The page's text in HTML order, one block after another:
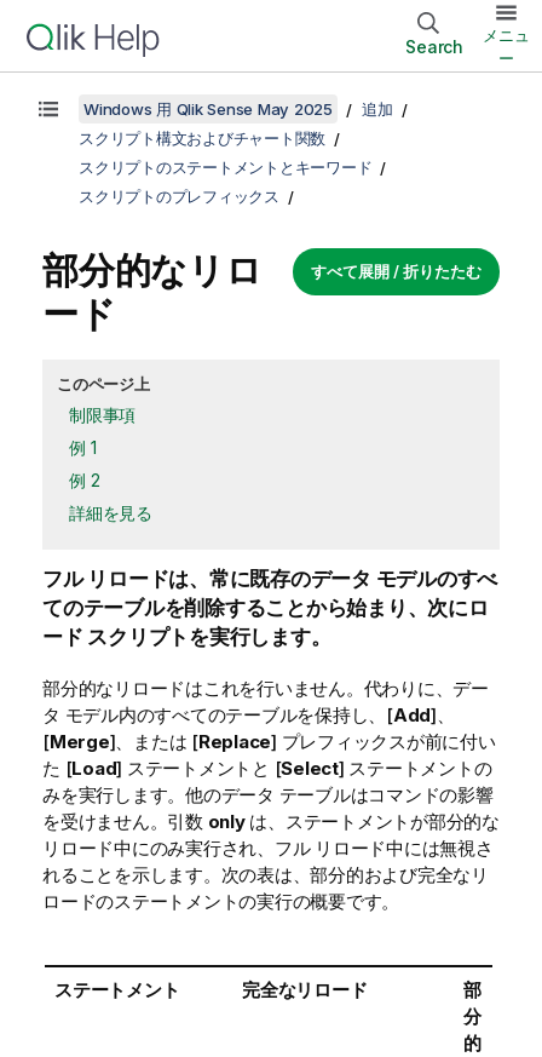
Search
メニュ
ー
Windows 用 Qlik Sense May 2025
追加
スクリプト構文およびチャート関数
スクリプトのステートメントとキーワード
スクリプトのプレフィックス
すべて展開 / 折りたたむ
部分的なリロ
ード
このページ上
制限事項
例 1
例 2
詳細を見る
フル リロードは、常に既存のデータ モデルのすべ
てのテーブルを削除することから始まり、次にロ
ード スクリプトを実行します。
部分的なリロードはこれを行いません。代わりに、デー
タ モデル内のすべてのテーブルを保持し、[Add]、
[Merge]、または [Replace] プレフィックスが前に付い
た [Load] ステートメントと [Select] ステートメントの
みを実行します。他のデータ テーブルはコマンドの影響
を受けません。引数 onlyは、ステートメントが部分的な
リロード中にのみ実行され、フル リロード中には無視さ
れることを示します。次の表は、部分的および完全なリ
ロードのステートメントの実行の概要です。
ステートメント 完全なリロード
部
分
的